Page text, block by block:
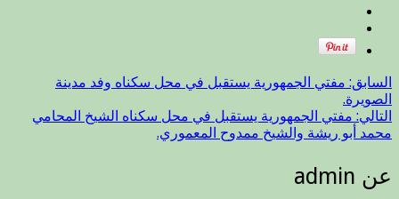
السابق: مفتي الجمهورية يستقبل في محل سكناه وفد مدينة
الصويرة.
التالي: مفتي الجمهورية يستقبل في محل سكناه الشيخ المحامي
محمد أبو ريشة والشيخ ممدوح المعموري.
عن admin